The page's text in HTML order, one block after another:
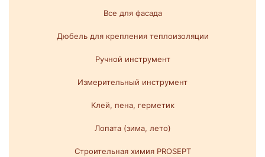
Все для фасада
Дюбель для крепления теплоизоляции
Ручной инструмент
Измерительный инструмент
Клей, пена, герметик
Лопата (зима, лето)
Строительная химия PROSEPT